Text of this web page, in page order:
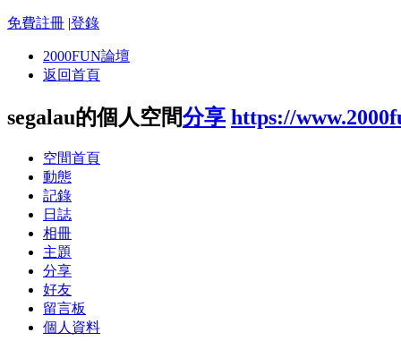
免費註冊 |登錄
2000FUN論壇
返回首頁
segalau的個人空間分享 https://
空間首頁
動態
記錄
日誌
相冊
主題
分享
好友
留言板
個人資料